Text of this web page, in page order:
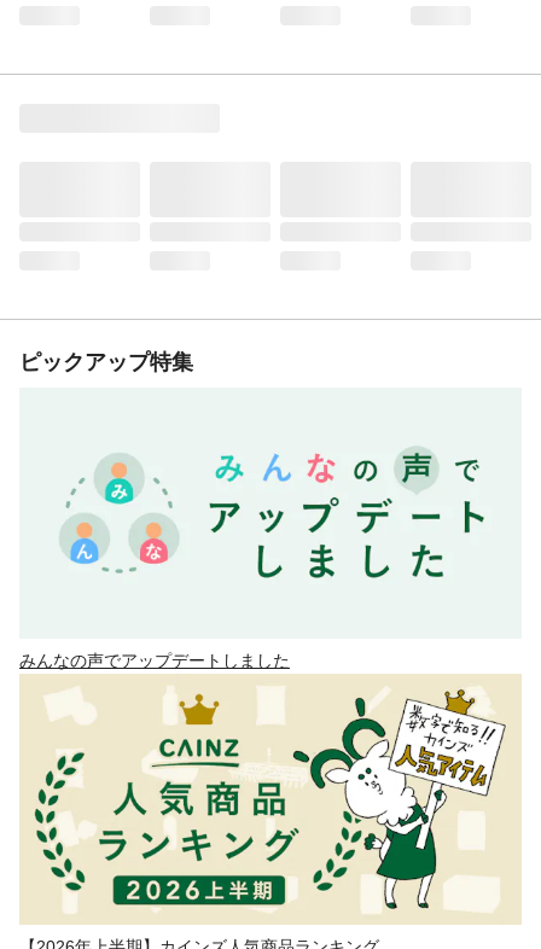
ピックアップ特集
みんなの声でアップデートしました